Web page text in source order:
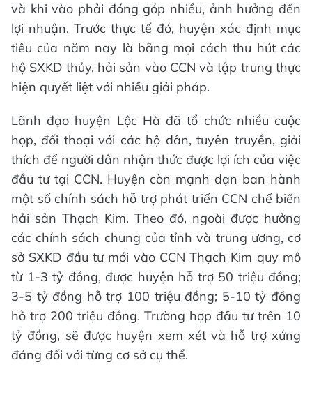
và khi vào phải đóng góp nhiều, ảnh hưởng đến
lợi nhuận. Trước thực tế đó, huyện xác định mục
tiêu của năm nay là bằng mọi cách thu hút các
hộ SXKD thủy, hải sản vào CCN và tập trung thực
hiện quyết liệt với nhiều giải pháp.
Lãnh đạo huyện Lộc Hà đã tổ chức nhiều cuộc
họp, đối thoại với các hộ dân, tuyên truyền, giải
thích để người dân nhận thức được lợi ích của việc
đầu tư tại CCN. Huyện còn mạnh dạn ban hành
một số chính sách hỗ trợ phát triển CCN chế biến
hải sản Thạch Kim. Theo đó, ngoài được hưởng
các chính sách chung của tỉnh và trung ương, cơ
sở SXKD đầu tư mới vào CCN Thạch Kim quy mô
từ 1-3 tỷ đồng, được huyện hỗ trợ 50 triệu đồng;
3-5 tỷ đồng hỗ trợ 100 triệu đồng; 5-10 tỷ đồng
hỗ trợ 200 triệu đồng. Trường hợp đầu tư trên 10
tỷ đồng, sẽ được huyện xem xét và hỗ trợ xứng
đáng đối với từng cơ sở cụ thể.